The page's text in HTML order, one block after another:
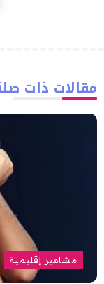
مقالات ذات
مشاهير إقليمية